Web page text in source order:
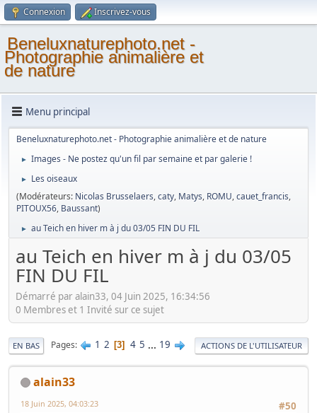
Connexion Inscrivez-vous
Beneluxnaturephoto.net -
Photographie animalière et
de nature
Menu principal
Beneluxnaturephoto.net - Photographie animalière et de nature
► Images - Ne postez qu'un fil par semaine et par galerie !
►
Les oiseaux
(Modérateurs: Nicolas Brusselaers,caty, Matys, ROMU,cauet_francis,
PITOUX56, Baussant)
► au Teich en hiver m à j du 03/05 FIN DU FIL
au Teich en hiver m à j du 03/05
FIN DU FIL
Démarré par alain33, 04 Juin 2025, 16:34:56
0 Membres et 1 Invité sur ce sujet
EN BAS Pages 1 2 3 4 5 ... 19 ACTIONS DE L'UTILISATEUR
alain33
#50
18 Juin 2025, 04:03:23